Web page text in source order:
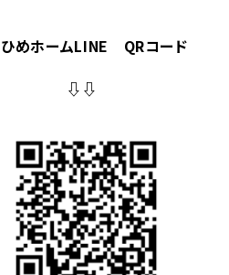
ひめホームLINE QRコード
⇩⇩